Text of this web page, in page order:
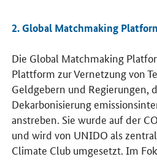
2.Global Matchmaking
Die Global Matchmaking
Plattform zur Vernetzung von
Geldgebern und Regierungen,
Dekarbonisierung
anstreben. Sie wurde auf der
und wird von UNIDO als
Climate Club umgesetzt. Im